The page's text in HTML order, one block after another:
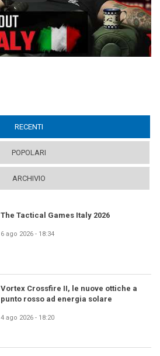
RECENTI
POPOLARI
ARCHIVIO
The Tactical Games Italy 2026
6 ago 2026 - 18:34
Vortex Crossfire II, le nuove ottiche a
punto rosso ad energia solare
4 ago 2026 - 18:20